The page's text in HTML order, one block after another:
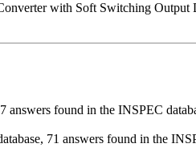
with Soft Switching
found in the INSPEC
71 answers found in the